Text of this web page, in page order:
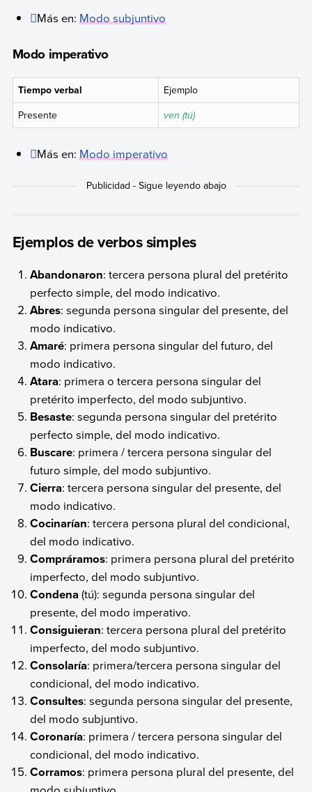
Más en:Modo subjuntivo
Modo imperativo
Tiempo verbal
Ejemplo
Presente
ven (tú)
Más en: Modo imperativo
Ejemplos de verbos simples
Abandonaron: tercera persona plural del pretérito
perfecto simple, del modo indicativo.
Abres: segunda persona singular del presente, del
modo indicativo.
Amaré: primera persona singular del futuro, del
modo indicativo.
Atara: primera o tercera persona singular del
pretérito imperfecto, del modo subjuntivo.
Besaste: segunda persona singular del pretérito
perfecto simple, del modo indicativo.
Buscare: primera / tercera persona singular del
futuro simple, del modo subjuntivo.
Cierra: tercera persona singular del presente, del
modo indicativo.
Cocinarían: tercera persona plural del condicional,
del modo indicativo.
Compráramos: primera persona plural del pretérito
imperfecto, del modo subjuntivo.
Condena (tú): segunda persona singular del
presente, del modo imperativo.
Consiguieran: tercera persona plural del pretérito
imperfecto, del modo subjuntivo.
Consolaría: primera/tercera persona singular del
condicional, del modo indicativo.
Consultes: segunda persona singular del presente,
del modo subjuntivo.
Coronaría: primera / tercera persona singular del
condicional, del modo indicativo.
Corramos: primera persona plural del presente, del